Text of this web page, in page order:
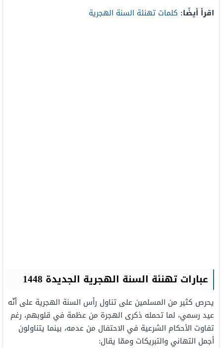
اقرأ أيضًا: كلمات تهنئة السنة الهجرية
عبارات تهنئة السنة الهجرية الجديدة 1448
يحرص كثير من المسلمين على تناول رأس السنة الهجرية على أنّه
عيد رسمي، لما تحمله ذكرى الهجرة من عظمة في قلوبهم، رغم
تفاوت الأحكام الشرعية في الاحتفال من عدمه، بينما يتناولون
أجمل التهاني والتبريكات وممّا يقال: